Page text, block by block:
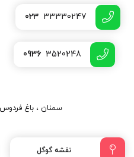
023 33330247
0936 3520248
سمنان ، باغ
نقشه گوگل